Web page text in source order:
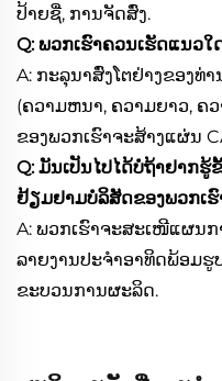
ປ້າຍຊື່, ການຈັດສົ່ງ.
Q: ພວກເຮົາຄວນເຮັດແນວ
A: ກະລຸນາສົ່ງໂຕຢ່າງຂອງທ່
(ຄວາມຫນາ, ຄວາມຍາວ, ຄ
ຂອງພວກເຮົາຈະສ້າງແຜ່ນ
Q: ມັນເປັນໄປໄດ້ບໍຖ້າຢາກ
ຢ້ຽມຢາມບໍລິສັດຂອງພວກເຮົ
A: ພວກເຮົາຈະສະເໜີແຜນ
ລາຍງານປະຈຳອາທິດພ້ອມຮູ
ຂະບວນການຜະລິດ.